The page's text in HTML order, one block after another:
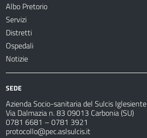
Albo Pretorio
Servizi
Distretti
Ospedali
Notizie
SEDE
Azienda Socio-sanitaria del Sulcis Iglesiente
Via Dalmazia n. 83 09013 Carbonia (SU)
0781 6681 – 0781 3921
protocollo@pec.aslsulcis.it